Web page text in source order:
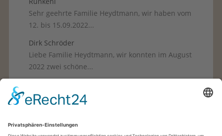
Sehr geehrte Familie Heydtmann, wir haben vom
12. bis 15.09.2022...
Dirk Schröder
Liebe Familie Heydtmann, wir konnten im August
2022 zwei schöne...
Sehr geehrte Familie Heydtmann, wir durften
vom 18.10. bis 23.10.2021...
strenisch